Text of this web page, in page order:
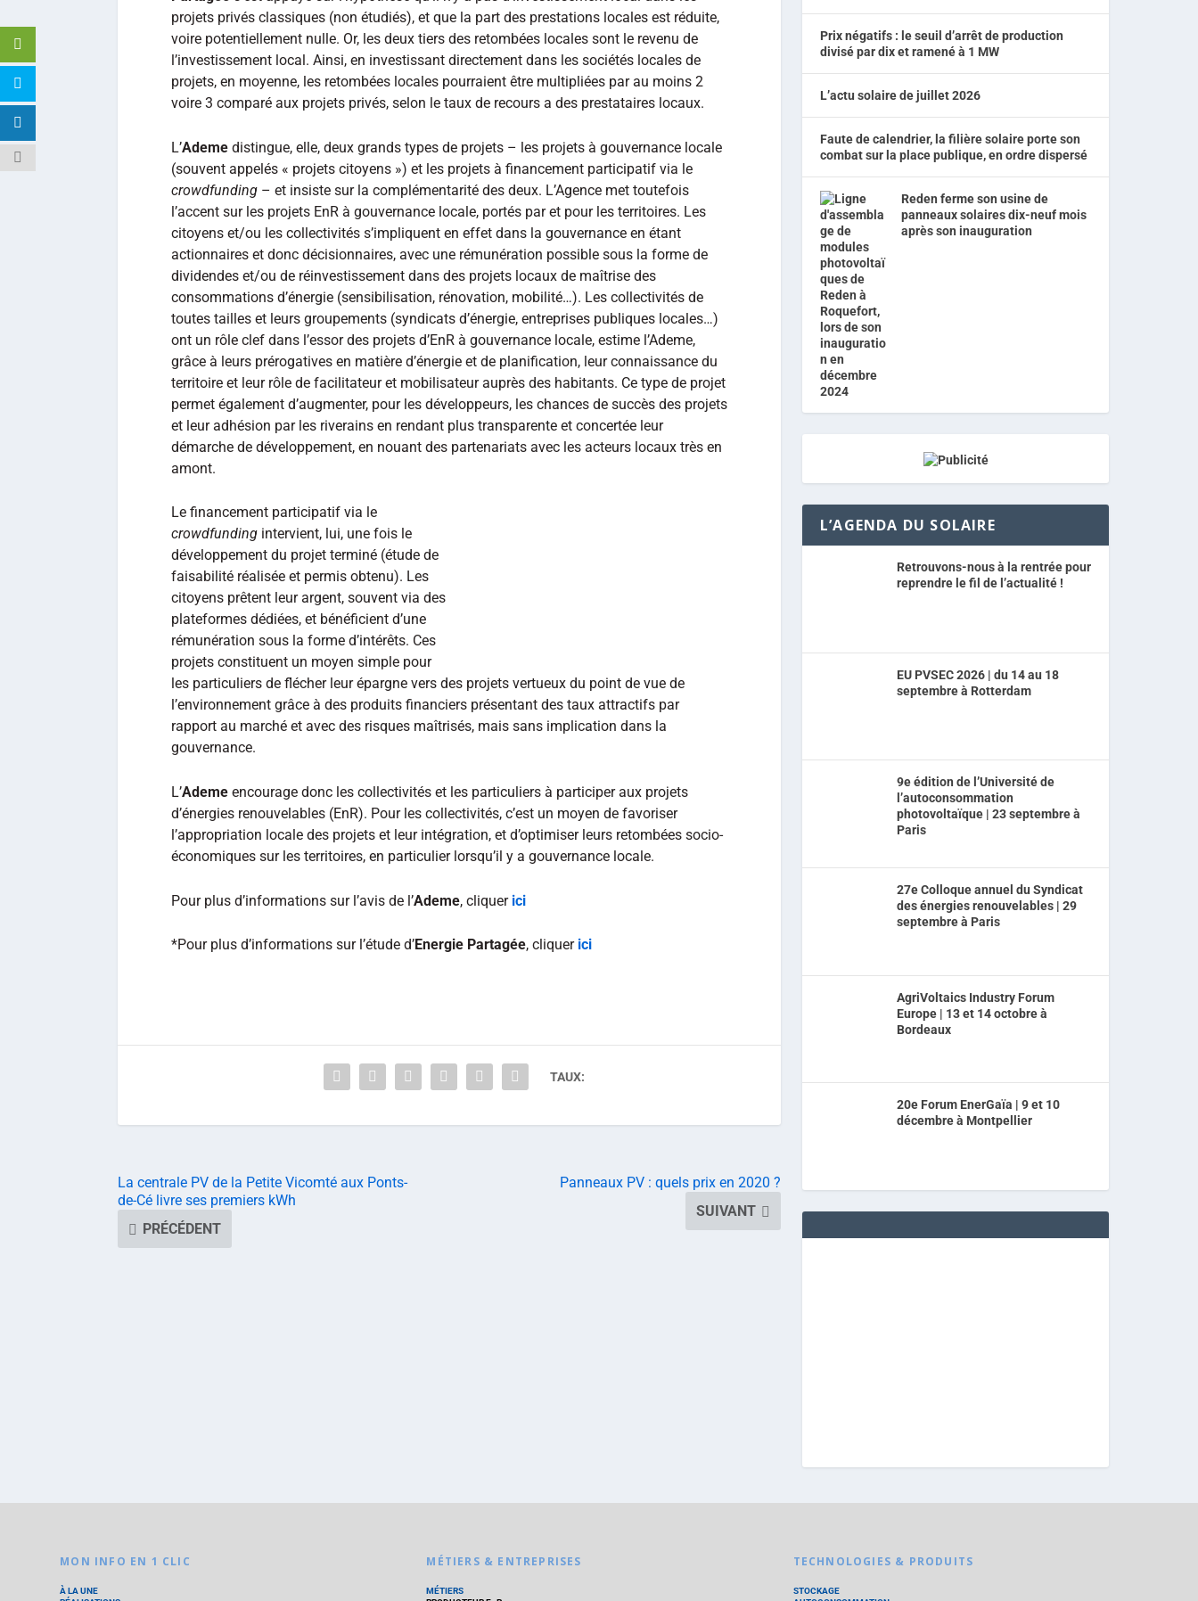
projets privés classiques (non étudiés), et que la part des prestations locales est réduite,
voire potentiellement nulle. Or, les deux tiers des retombées locales sont le revenu de
l’investissement local. Ainsi, en investissant directement dans les sociétés locales de
projets, en moyenne, les retombées locales pourraient être multipliées par au moins 2
voire 3 comparé aux projets privés, selon le taux de recours a des prestataires locaux.
L’Ademe distingue, elle, deux grands types de projets – les projets à gouvernance locale
(souvent appelés « projets citoyens ») et les projets à financement participatif via le
crowdfunding – et insiste sur la complémentarité des deux. L’Agence met toutefois
l’accent sur les projets EnR à gouvernance locale, portés par et pour les territoires. Les
citoyens et/ou les collectivités s’impliquent en effet dans la gouvernance en étant
actionnaires et donc décisionnaires, avec une rémunération possible sous la forme de
dividendes et/ou de réinvestissement dans des projets locaux de maîtrise des
consommations d’énergie (sensibilisation, rénovation, mobilité…). Les collectivités de
toutes tailles et leurs groupements (syndicats d’énergie, entreprises publiques locales…)
ont un rôle clef dans l’essor des projets d’EnR à gouvernance locale, estime l’Ademe,
grâce à leurs prérogatives en matière d’énergie et de planification, leur connaissance du
territoire et leur rôle de facilitateur et mobilisateur auprès des habitants. Ce type de projet
permet également d’augmenter, pour les développeurs, les chances de succès des projets
et leur adhésion par les riverains en rendant plus transparente et concertée leur
démarche de développement, en nouant des partenariats avec les acteurs locaux très en
amont.
Le financement participatif via le
crowdfunding intervient, lui, une fois le
développement du projet terminé (étude de
faisabilité réalisée et permis obtenu). Les
citoyens prêtent leur argent, souvent via des
plateformes dédiées, et bénéficient d’une
rémunération sous la forme d’intérêts. Ces
projets constituent un moyen simple pour
les particuliers de flécher leur épargne vers des projets vertueux du point de vue de
l’environnement grâce à des produits financiers présentant des taux attractifs par
rapport au marché et avec des risques maîtrisés, mais sans implication dans la
gouvernance.
L’Ademe encourage donc les collectivités et les particuliers à participer aux projets
d’énergies renouvelables (EnR). Pour les collectivités, c’est un moyen de favoriser
l’appropriation locale des projets et leur intégration, et d’optimiser leurs retombées socio-
économiques sur les territoires, en particulier lorsqu’il y a gouvernance locale.
Pour plus d’informations sur l’avis de l’Ademe, cliquer ici
*Pour plus d’informations sur l’étude d’Energie Partagée, cliquer ici
TAUX:
La centrale PV de la Petite Vicomté aux Ponts-
de-Cé livre ses premiers kWh
PRÉCÉDENT
Panneaux PV : quels prix en 2020 ?
SUIVANT
Prix négatifs : le seuil d’arrêt de production
divisé par dix et ramené à 1 MW
L’actu solaire de juillet 2026
Faute de calendrier, la filière solaire porte son
combat sur la place publique, en ordre dispersé
Reden ferme son usine de
panneaux solaires dix-neuf mois
après son inauguration
L’AGENDA DU SOLAIRE
Retrouvons-nous à la rentrée pour
reprendre le fil de l’actualité !
EU PVSEC 2026 | du 14 au 18
septembre à Rotterdam
9e édition de l’Université de
l’autoconsommation
photovoltaïque | 23 septembre à
Paris
27e Colloque annuel du Syndicat
des énergies renouvelables | 29
septembre à Paris
AgriVoltaics Industry Forum
Europe | 13 et 14 octobre à
Bordeaux
20e Forum EnerGaïa | 9 et 10
décembre à Montpellier
MON INFO EN 1 CLIC
À LA UNE
MÉTIERS & ENTREPRISES
MÉTIERS
TECHNOLOGIES & PRODUITS
STOCKAGE